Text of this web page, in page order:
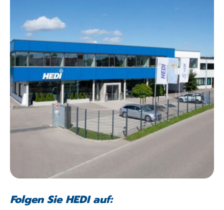
Folgen Sie HEDI auf: